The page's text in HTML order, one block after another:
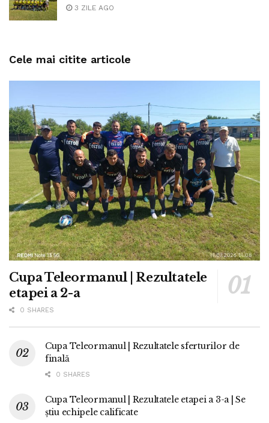
3 ZILE AGO
Cele mai citite articole
Cupa Teleormanul | Rezultatele
etapei a 2-a
0 SHARES
Cupa Teleormanul | Rezultatele sferturilor de
finală
0 SHARES
Cupa Teleormanul | Rezultatele etapei a 3-a | Se
știu echipele calificate